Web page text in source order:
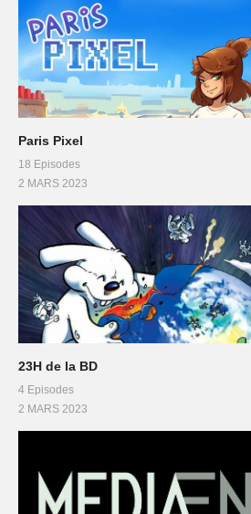
Paris Pixel
18 Episodes
2 MARS 2023
23H de la BD
4 Episodes
2 MARS 2023